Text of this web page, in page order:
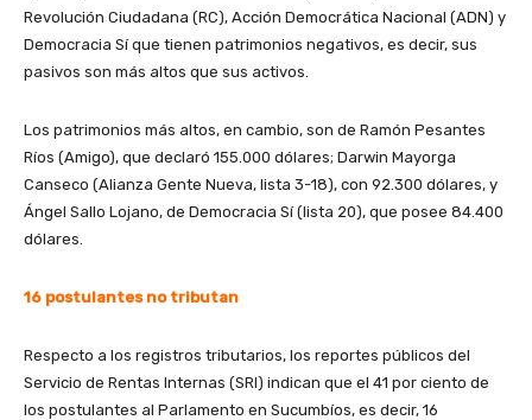
Revolución Ciudadana (RC), Acción Democrática Nacional (ADN) y
Democracia Sí que tienen patrimonios negativos, es decir, sus
pasivos son más altos que sus activos.
Los patrimonios más altos, en cambio, son de Ramón Pesantes
Ríos (Amigo), que declaró 155.000 dólares; Darwin Mayorga
Canseco (Alianza Gente Nueva, lista 3-18), con 92.300 dólares, y
Ángel Sallo Lojano, de Democracia Sí (lista 20), que posee 84.400
dólares.
16 postulantes no tributan
Respecto a los registros tributarios, los reportes públicos del
Servicio de Rentas Internas (SRI) indican que el 41 por ciento de
los postulantes al Parlamento en Sucumbíos, es decir, 16